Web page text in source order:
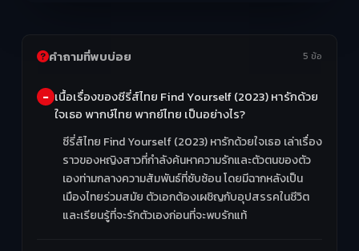
คำถามที่พบบ่อย 5 ข้อ
เนื้อเรื่องของซีรี่ส์ไทย Find Yourself (2023) หารักด้วย
ใจเธอ พากษ์ไทย พากย์ไทย เป็นอย่างไร?
ซีรี่ส์ไทย Find Yourself (2023) หารักด้วยใจเธอ เล่าเรื่อง
ราวของหญิงสาวที่กำลังค้นหาความรักและตัวตนของตัว
เองท่ามกลางความสัมพันธ์ที่ซับซ้อน โดยมีฉากหลังเป็น
เมืองไทยร่วมสมัย ตัวเอกต้องเผชิญกับอุปสรรคในชีวิต
และเรียนรู้ที่จะรักตัวเองก่อนที่จะพบรักแท้